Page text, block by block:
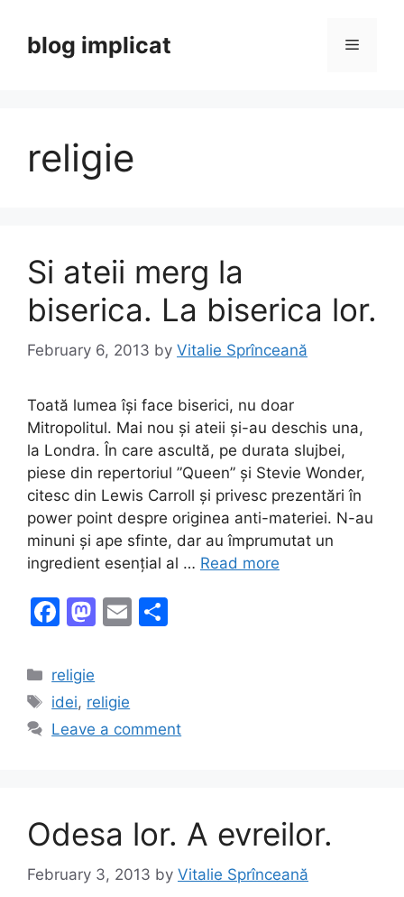
contentblog implicat Menu
religie
Si ateii merg la
biserica. La biserica lor.
February 6, 2013 by Vitalie Sprînceană
Toată lumea își face biserici, nu doar
Mitropolitul. Mai nou și ateii și-au deschis una,
la Londra. În care ascultă, pe durata slujbei,
piese din repertoriul ”Queen” și Stevie Wonder,
citesc din Lewis Carroll și privesc prezentări în
power point despre originea anti-materiei. N-au
minuni și ape sfinte, dar au împrumutat un
ingredient esențial al … Read more
F
c
e
b
k
M
o
d
E
Categories
religie
Tags
idei, religie
Leave a comment
Odesa lor. A evreilor.
February 3, 2013 by Vitalie Sprînceană